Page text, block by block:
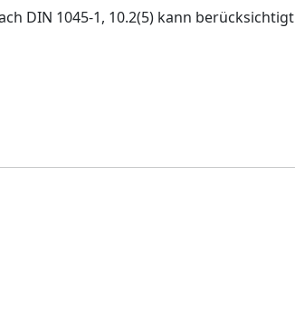
DIN 1045-1, 10.2(5) kann berücksichtigt